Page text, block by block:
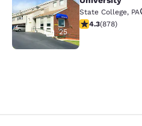
25
State College, PA
calificación de
4.3(878)